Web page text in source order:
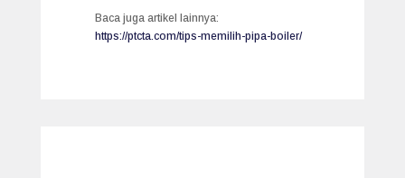
Baca juga artikel lainnya:
https://ptcta.com/tips-memilih-pipa-boiler/